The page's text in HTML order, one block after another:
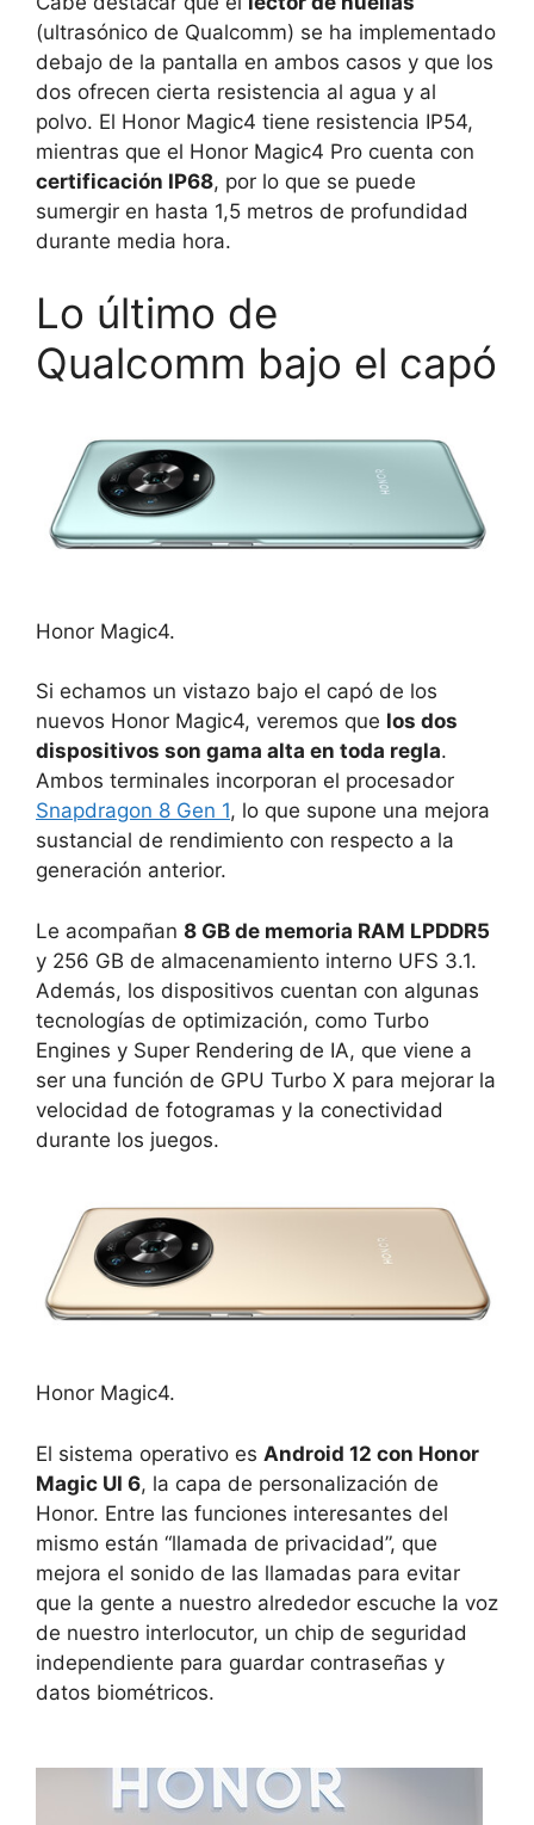
(ultrasónico de Qualcomm) se ha implementado
debajo de la pantalla en ambos casos y que los
dos ofrecen cierta resistencia al agua y al
polvo. El Honor Magic4 tiene resistencia IP54,
mientras que el Honor Magic4 Pro cuenta con
certificación IP68, por lo que se puede
sumergir en hasta 1,5 metros de profundidad
durante media hora.
Lo último de
Qualcomm bajo el capó
Honor Magic4.
Si echamos un vistazo bajo el capó de los
nuevos Honor Magic4, veremos que los dos
dispositivos son gama alta en toda regla.
Ambos terminales incorporan el procesador
Snapdragon 8 Gen 1, lo que supone una mejora
sustancial de rendimiento con respecto a la
generación anterior.
Le acompañan 8 GB de memoria RAM LPDDR5
y 256 GB de almacenamiento interno UFS 3.1.
Además, los dispositivos cuentan con algunas
tecnologías de optimización, como Turbo
Engines y Super Rendering de IA, que viene a
ser una función de GPU Turbo X para mejorar la
velocidad de fotogramas y la conectividad
durante los juegos.
Honor Magic4.
El sistema operativo es Android 12 con Honor
Magic UI 6, la capa de personalización de
Honor. Entre las funciones interesantes del
mismo están “llamada de privacidad”, que
mejora el sonido de las llamadas para evitar
que la gente a nuestro alrededor escuche la voz
de nuestro interlocutor, un chip de seguridad
independiente para guardar contraseñas y
datos biométricos.